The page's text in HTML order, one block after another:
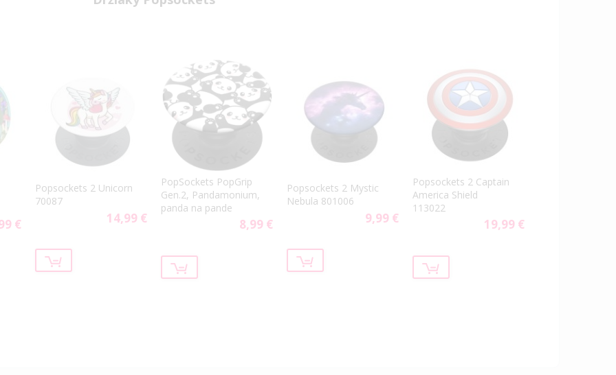
€
Popsockets 2 Unicorn
70087
14,99 €
PopSockets PopGrip
Gen.2, Pandamonium,
panda na pande
8,99 €
Popsockets 2 Mystic
Nebula 801006
9,99 €
Popsockets 2 Captain
America Shield
113022
19,99 €